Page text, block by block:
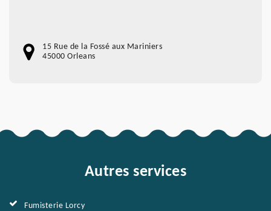
15 Rue de la Fossé aux Mariniers
45000 Orleans
Autres services
Fumisterie Lorcy